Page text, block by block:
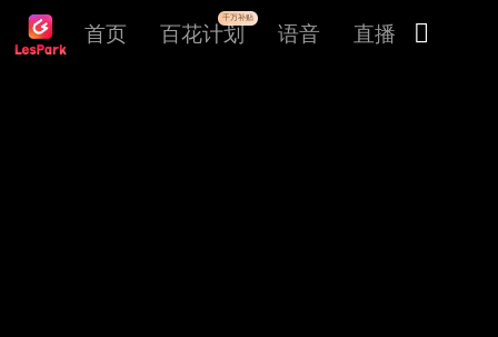
首页
千万补贴
百花计划 语音 直播 